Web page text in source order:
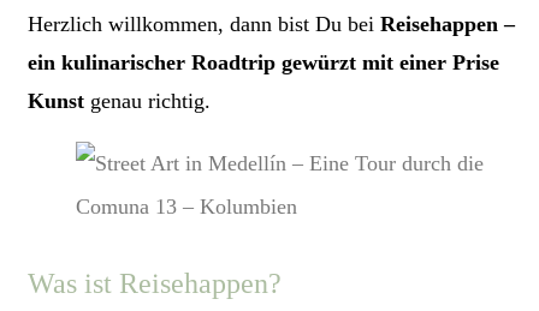
Herzlich willkommen, dann bist Du bei Reisehappen –
ein kulinarischer Roadtrip gewürzt mit einer Prise
Kunst genau richtig.
Was ist Reisehappen?